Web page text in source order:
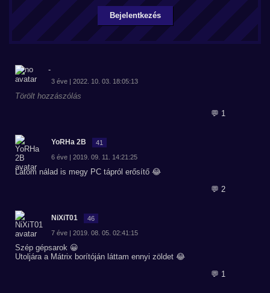
Bejelentkezés
-
3 éve | 2022. 10. 03. 18:05:13
Törölt hozzászólás
💬 1
YoRHa 2B 41
6 éve | 2019. 09. 11. 14:21:25
Látom nálad is megy PC tápról erősítő 😂
💬 2
NiXiT01 46
7 éve | 2019. 08. 05. 02:41:15
Szép gépsarok 😀
Utoljára a Mátrix borítóján láttam ennyi zöldet 😂
💬 1